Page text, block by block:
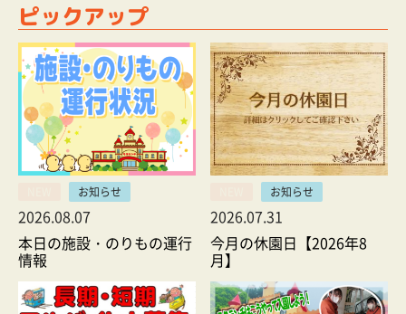
ピックアップ
お知らせ
2026.08.07
本日の施設・のりもの運行
情報
お知らせ
2026.07.31
今月の休園日【2026年8
月】